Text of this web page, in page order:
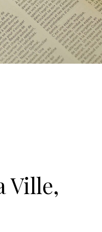
du Tchad. Enfin,
Ville-Sarah
enfants, les
gratuit
cours)… Nous